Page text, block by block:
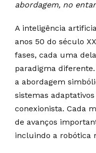
abordagem, no
A inteligência
anos 50 do século
fases, cada uma
paradigma
a abordagem
sistemas
conexionista. Cada
de avanços
incluindo a robótica